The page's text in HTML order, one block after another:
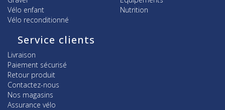
Vélo enfant
Vélo reconditionné
Nutrition
Service clients
Livraison
Paiement sécurisé
Retour produit
Contactez-nous
Nos magasins
Assurance vélo